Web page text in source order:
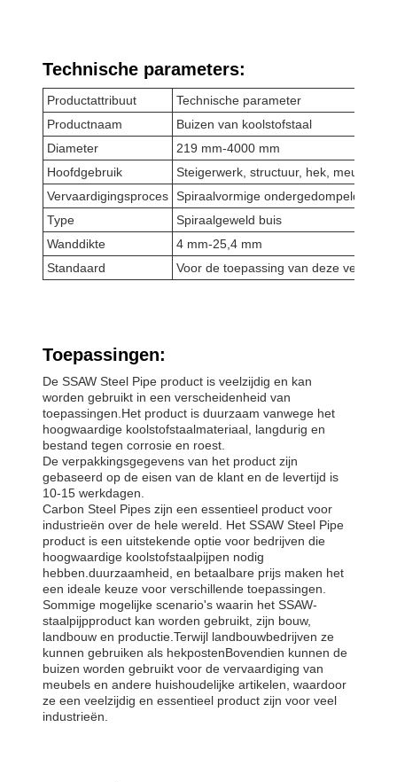
Technische parameters:
Productattribuut
Technische parameter
Productnaam
Buizen van koolstofstaal
Diameter
219 mm-4000 mm
Hoofdgebruik
Steigerwerk, structuur, hek, meubels
Vervaardigingsproces Spiraalvormige ondergedompelde
Type
Spiraalgeweld buis
Wanddikte
4 mm-25,4 mm
Standaard
Voor de toepassing van deze
Toepassingen:
De SSAW Steel Pipe product is veelzijdig en kan
worden gebruikt in een verscheidenheid van
toepassingen.Het product is duurzaam vanwege het
hoogwaardige koolstofstaalmateriaal, langdurig en
bestand tegen corrosie en roest.
De verpakkingsgegevens van het product zijn
gebaseerd op de eisen van de klant en de levertijd is
10-15 werkdagen.
Carbon Steel Pipes zijn een essentieel product voor
industrieën over de hele wereld. Het SSAW Steel Pipe
product is een uitstekende optie voor bedrijven die
hoogwaardige koolstofstaalpijpen nodig
hebben.duurzaamheid, en betaalbare prijs maken het
een ideale keuze voor verschillende toepassingen.
Sommige mogelijke scenario's waarin het SSAW-
staalpijpproduct kan worden gebruikt, zijn bouw,
landbouw en productie.Terwijl landbouwbedrijven ze
kunnen gebruiken als hekpostenBovendien kunnen de
buizen worden gebruikt voor de vervaardiging van
meubels en andere huishoudelijke artikelen, waardoor
ze een veelzijdig en essentieel product zijn voor veel
industrieën.